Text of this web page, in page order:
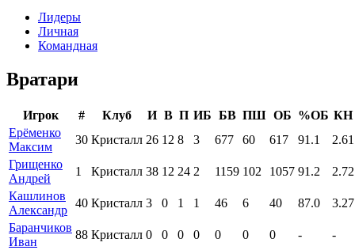
Лидеры
Личная
Командная
Вратари
Игрок # Клуб И В П ИБ БВ ПШ ОБ %ОБ КН
Ерёменко
Максим
30 Кристалл 26 12 8 3 677 60 617 91.1
2.61
Грищенко
Андрей
1 Кристалл 38 12 24 2 1159 102 1057 91.2
2.72
Кашлинов
Александр
40 Кристалл 3 0 1 1 46 6 40 87.0
3.27
Баранчиков
Иван
88 Кристалл 0 0 0 0 0 0 0 -
-